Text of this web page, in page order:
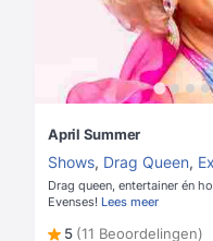
April Summer
Shows, Drag Queen,
Drag queen, entertainer én
Evenses! Lees meer
5 (11 Beoordelingen)